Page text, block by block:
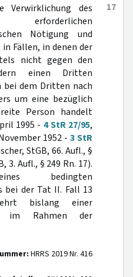
17
Verwirklichung des
erforderlichen
Nötigung und
Fällen, in denen der
nicht gegen den
einen Dritten
bei dem Dritten nach
um eine bezüglich
Person handelt
1995 - 4 StR 27/95,
1952 - 3 StR
StGB, 66. Aufl., §
3. Aufl., § 249 Rn. 17).
bedingten
bei der Tat II. Fall 13
bislang einer
im Rahmen der
HRRS 2019 Nr. 416